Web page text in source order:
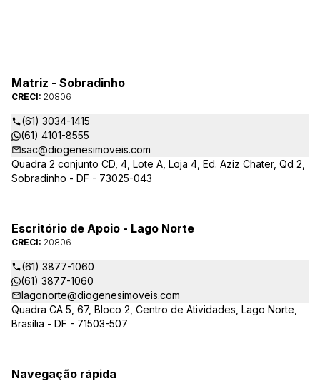
Matriz - Sobradinho
CRECI: 20806
(61) 3034-1415
(61) 4101-8555
sac@diogenesimoveis.com
Quadra 2 conjunto CD, 4, Lote A, Loja 4, Ed. Aziz Chater, Qd 2,
Sobradinho - DF - 73025-043
Escritório de Apoio - Lago Norte
CRECI: 20806
(61) 3877-1060
(61) 3877-1060
lagonorte@diogenesimoveis.com
Quadra CA 5, 67, Bloco 2, Centro de Atividades, Lago Norte,
Brasília - DF - 71503-507
Navegação rápida